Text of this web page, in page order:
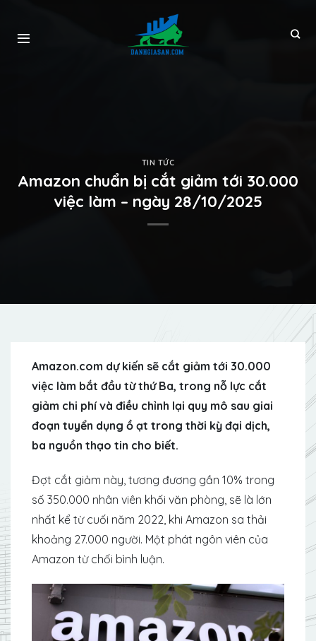
TIN TỨC
Amazon chuẩn bị cắt giảm tới 30.000
việc làm – ngày 28/10/2025
Amazon.com dự kiến sẽ cắt giảm tới 30.000
việc làm bắt đầu từ thứ Ba, trong nỗ lực cắt
giảm chi phí và điều chỉnh lại quy mô sau giai
đoạn tuyển dụng ồ ạt trong thời kỳ đại dịch,
ba nguồn thạo tin cho biết.
Đợt cắt giảm này, tương đương gần 10% trong
số 350.000 nhân viên khối văn phòng, sẽ là lớn
nhất kể từ cuối năm 2022, khi Amazon sa thải
khoảng 27.000 người. Một phát ngôn viên của
Amazon từ chối bình luận.